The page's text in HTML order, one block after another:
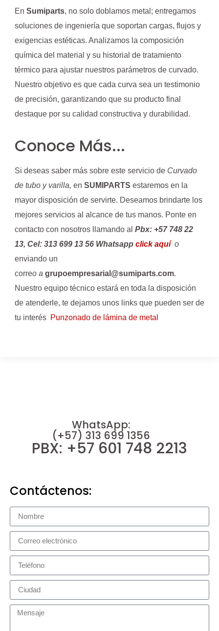
En Sumiparts, no solo doblamos metal; entregamos
soluciones de ingeniería que soportan cargas, flujos y
exigencias estéticas. Analizamos la composición
química del material y su historial de tratamiento
térmico para ajustar nuestros parámetros de curvado.
Nuestro objetivo es que cada curva sea un testimonio
de precisión, garantizando que su producto final
destaque por su calidad constructiva y durabilidad.
Conoce Más...
Si deseas saber más sobre este servicio de Curvado
de tubo y varilla, en SUMIPARTS estaremos en la
mayor disposición de servirte. Deseamos brindarte los
mejores servicios al alcance de tus manos. Ponte en
contacto con nosotros llamando al Pbx: +57 748 22
13, Cel: 313 699 13 56 Whatsapp click aquí o
enviando un
correo a grupoempresarial@sumiparts.com.
Nuestro equipo técnico estará en toda la disposición
de atenderle, te dejamos unos links que pueden ser de
tu interés Punzonado de lámina de metal
WhatsApp:
(+57) 313 699 1356
PBX: +57 601 748 2213
Contáctenos: